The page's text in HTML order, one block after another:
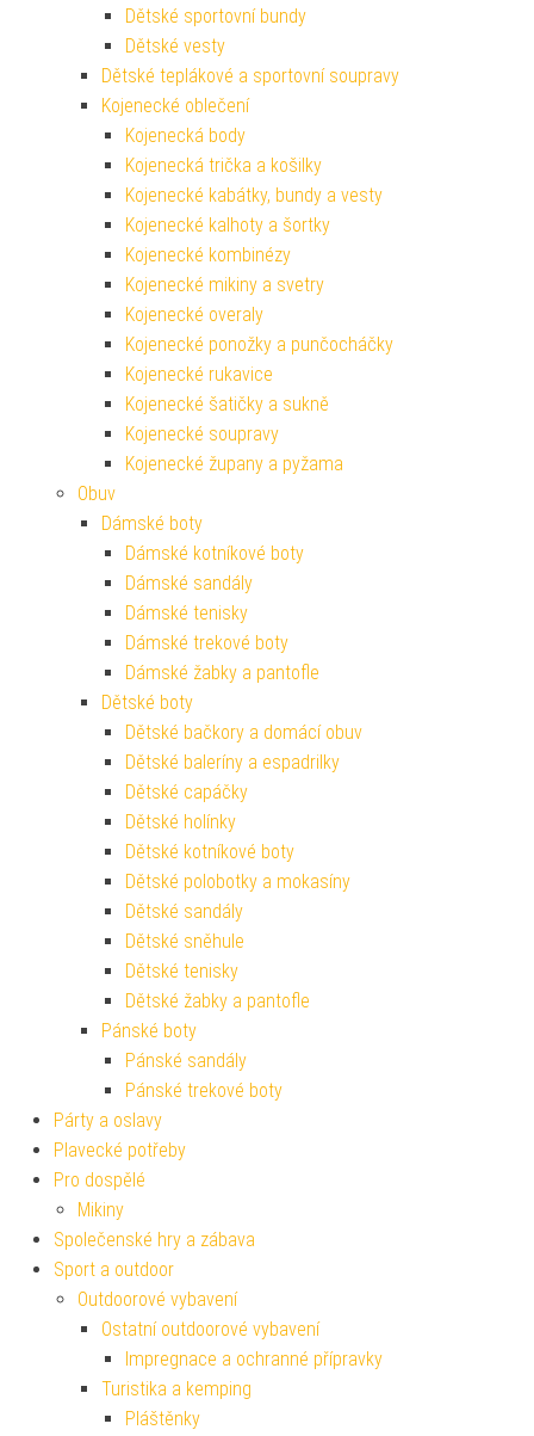
Dětské sportovní bundy
Dětské vesty
Dětské teplákové a sportovní soupravy
Kojenecké oblečení
Kojenecká body
Kojenecká trička a košilky
Kojenecké kabátky, bundy a vesty
Kojenecké kalhoty a šortky
Kojenecké kombinézy
Kojenecké mikiny a svetry
Kojenecké overaly
Kojenecké ponožky a punčocháčky
Kojenecké rukavice
Kojenecké šatičky a sukně
Kojenecké soupravy
Kojenecké župany a pyžama
Obuv
Dámské boty
Dámské kotníkové boty
Dámské sandály
Dámské tenisky
Dámské trekové boty
Dámské žabky a pantofle
Dětské boty
Dětské bačkory a domácí obuv
Dětské baleríny a espadrilky
Dětské capáčky
Dětské holínky
Dětské kotníkové boty
Dětské polobotky a mokasíny
Dětské sandály
Dětské sněhule
Dětské tenisky
Dětské žabky a pantofle
Pánské boty
Pánské sandály
Pánské trekové boty
Párty a oslavy
Plavecké potřeby
Pro dospělé
Mikiny
Společenské hry a zábava
Sport a outdoor
Outdoorové vybavení
Ostatní outdoorové vybavení
Impregnace a ochranné přípravky
Turistika a kemping
Pláštěnky